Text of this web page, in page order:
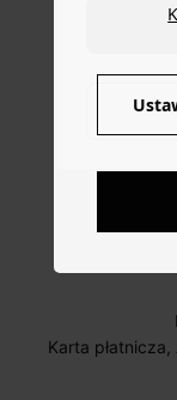
Karta